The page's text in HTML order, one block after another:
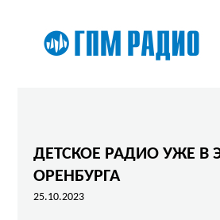
ДЕТСКОЕ РАДИО УЖЕ В
ОРЕНБУРГА
25.10.2023